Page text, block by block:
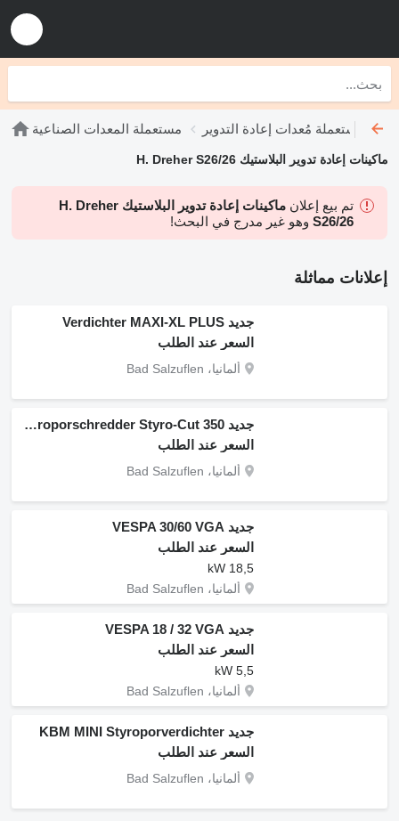
مستعملة المعدات الصناعية مستعملة مُعدات إعادة التدوير
ماكينات إعادة تدوير البلاستيك H. Dreher S26/26
تم بيع إعلان
ماكينات إعادة تدوير البلاستيك H. Dreher
S26/26 وهو غير مدرج في البحث!
إعلانات مماثلة
جديد Verdichter MAXI-XL PLUS
السعر عند الطلب
ألمانيا، Bad Salzuflen
جديد Styroporschredder Styro-Cut 350
السعر عند الطلب
ألمانيا، Bad Salzuflen
جديد VESPA 30/60 VGA
السعر عند الطلب
18,5 kW
ألمانيا، Bad Salzuflen
جديد VESPA 18 / 32 VGA
السعر عند الطلب
5,5 kW
ألمانيا، Bad Salzuflen
جديد KBM MINI Styroporverdichter
السعر عند الطلب
ألمانيا، Bad Salzuflen